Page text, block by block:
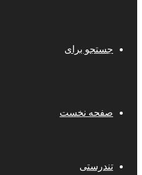
جستجو برای
صفحه نخست
تندرستی